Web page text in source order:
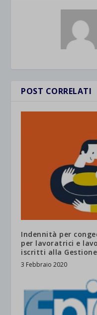
POST CORRELATI
Indennità per
per lavoratrici e
iscritti alla
3 Febbraio 2020